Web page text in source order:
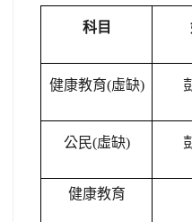
科目
健康教育(虛缺)
公民(虛缺)
健康教育